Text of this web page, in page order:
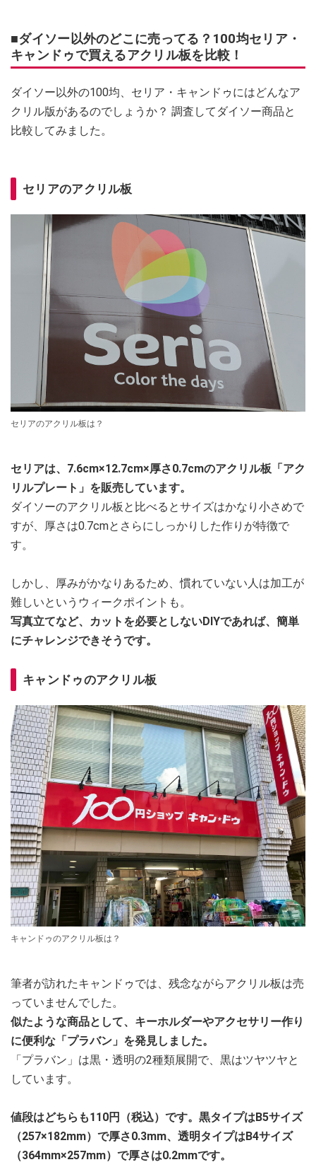
■ダイソー以外のどこに売ってる？100均セリア・
キャンドゥで買えるアクリル板を比較！
ダイソー以外の100均、セリア・キャンドゥにはどんなア
クリル版があるのでしょうか？ 調査してダイソー商品と
比較してみました。
セリアのアクリル板
セリアのアクリル板は？
セリアは、7.6cm×12.7cm×厚さ0.7cmのアクリル板「アク
リルプレート」を販売しています。
ダイソーのアクリル板と比べるとサイズはかなり小さめで
すが、厚さは0.7cmとさらにしっかりした作りが特徴で
す。
しかし、厚みがかなりあるため、慣れていない人は加工が
難しいというウィークポイントも。
写真立てなど、カットを必要としないDIYであれば、簡単
にチャレンジできそうです。
キャンドゥのアクリル板
キャンドゥのアクリル板は？
筆者が訪れたキャンドゥでは、残念ながらアクリル板は売
っていませんでした。
似たような商品として、キーホルダーやアクセサリー作り
に便利な「プラバン」を発見しました。
「プラバン」は黒・透明の2種類展開で、黒はツヤツヤと
しています。
値段はどちらも110円（税込）です。黒タイプはB5サイズ
（257×182mm）で厚さ0.3mm、透明タイプはB4サイズ
（364mm×257mm）で厚さは0.2mmです。